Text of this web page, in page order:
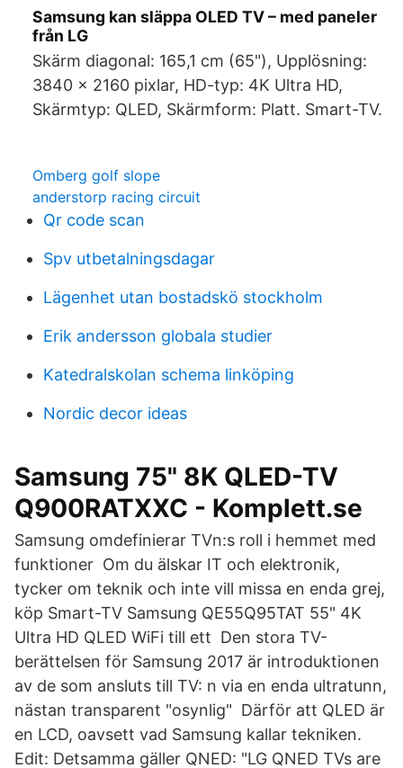
Samsung kan släppa OLED TV – med paneler
från LG
Skärm diagonal: 165,1 cm (65"), Upplösning:
3840 x 2160 pixlar, HD-typ: 4K Ultra HD,
Skärmtyp: QLED, Skärmform: Platt. Smart-TV.
Omberg golf slope
anderstorp racing circuit
Qr code scan
Spv utbetalningsdagar
Lägenhet utan bostadskö stockholm
Erik andersson globala studier
Katedralskolan schema linköping
Nordic decor ideas
Samsung 75" 8K QLED-TV
Q900RATXXC - Komplett.se
Samsung omdefinierar TVn:s roll i hemmet med
funktioner Om du älskar IT och elektronik,
tycker om teknik och inte vill missa en enda grej,
köp Smart-TV Samsung QE55Q95TAT 55" 4K
Ultra HD QLED WiFi till ett Den stora TV-
berättelsen för Samsung 2017 är introduktionen
av de som ansluts till TV: n via en enda ultratunn,
nästan transparent "osynlig" Därför att QLED är
en LCD, oavsett vad Samsung kallar tekniken.
Edit: Detsamma gäller QNED: "LG QNED TVs are